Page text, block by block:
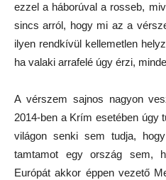
ezzel a háborúval a rosseb,
sincs arról, hogy mi az a
ilyen rendkívül kellemetlen
ha valaki arrafelé úgy érzi,
A vérszem sajnos nagyon
2014-ben a Krím esetében úgy
világon senki sem tudja,
tamtamot egy ország sem,
Európát akkor éppen vezető